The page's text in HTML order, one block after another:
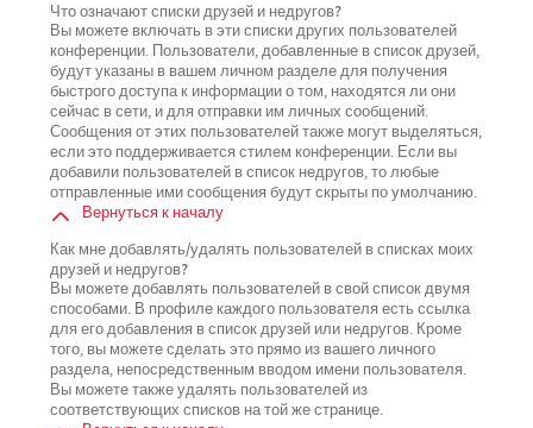
Что означают списки друзей и недругов?
Вы можете включать в эти списки других пользователей
конференции. Пользователи, добавленные в список друзей,
будут указаны в вашем личном разделе для получения
быстрого доступа к информации о том, находятся ли они
сейчас в сети, и для отправки им личных сообщений.
Сообщения от этих пользователей также могут выделяться,
если это поддерживается стилем конференции. Если вы
добавили пользователей в список недругов, то любые
отправленные ими сообщения будут скрыты по умолчанию.
Вернуться к началу
Как мне добавлять/удалять пользователей в списках моих
друзей и недругов?
Вы можете добавлять пользователей в свой список двумя
способами. В профиле каждого пользователя есть ссылка
для его добавления в список друзей или недругов. Кроме
того, вы можете сделать это прямо из вашего личного
раздела, непосредственным вводом имени пользователя.
Вы можете также удалять пользователей из
соответствующих списков на той же странице.